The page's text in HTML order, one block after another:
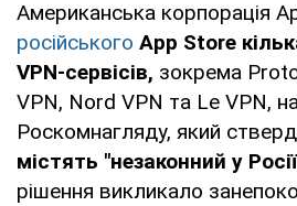
Американська корпорація
російського App Store
VPN-сервісів, зокрема
VPN, Nord VPN та Le VPN,
Роскомнагляду, який
містять "незаконний у
рішення викликало